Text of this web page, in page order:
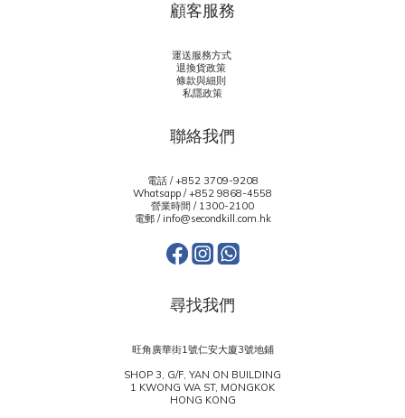
顧客服務
運送服務方式
退換貨政策
條款與細則
私隱政策
聯絡我們
電話 / +852 3709-9208
Whatsapp /+852 9868-4558
營業時間 / 1300-2100
電郵 / info@secondkill.com.hk
尋找我們
旺角廣華街1號仁安大廈3號地鋪
SHOP 3, G/F, YAN ON BUILDING
1 KWONG WA ST, MONGKOK
HONG KONG